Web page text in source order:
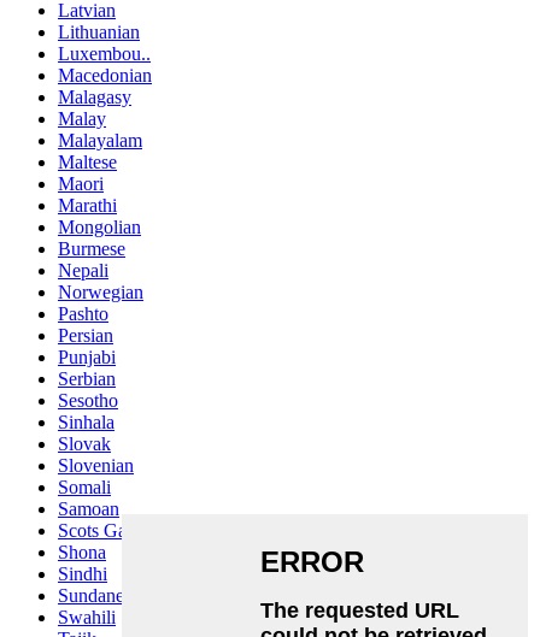
Latvian
Lithuanian
Luxembou..
Macedonian
Malagasy
Malay
Malayalam
Maltese
Maori
Marathi
Mongolian
Burmese
Nepali
Norwegian
Pashto
Persian
Punjabi
Serbian
Sesotho
Sinhala
Slovak
Slovenian
Somali
Samoan
Scots Gaelic
Shona
Sindhi
Sundanese
Swahili